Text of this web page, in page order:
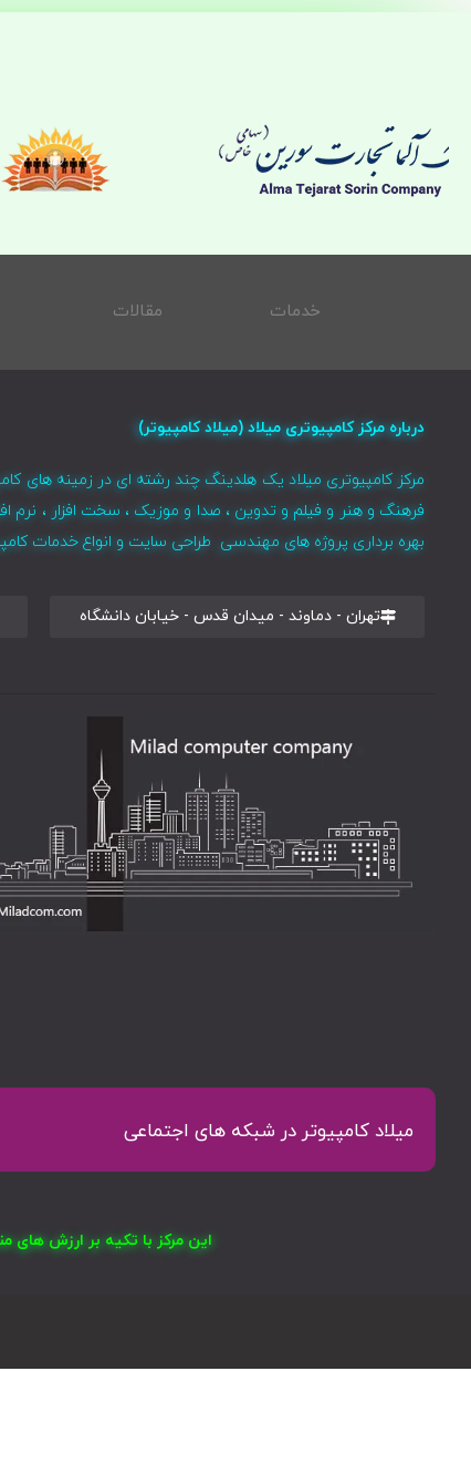
خدمات مقالات
درباره مرکز کامپیوتری میلاد (میلاد کامپیوتر)
مرکز کامپیوتری میلاد یک هلدینگ چند رشته ای در زمینه های
فرهنگ و هنر و فیلم و تدوین ، صدا و موزیک ، سخت افزار ،
بهره برداری پروژه های مهندسی طراحی سایت و انواع خدمات
تهران - دماوند - میدان قدس - خیابان دانشگاه
میلاد کامپیوتر در شبکه های اجتماعی
این مرکز با تکیه بر ارزش